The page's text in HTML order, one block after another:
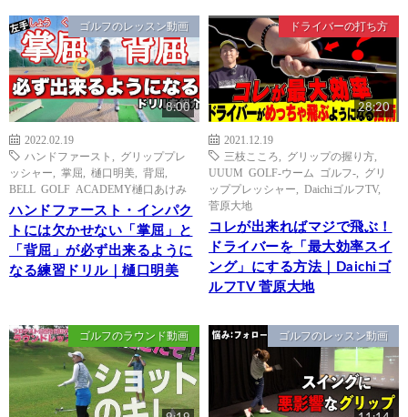
ゴルフのレッスン動画
8:00
2022.02.19
ハンドファースト
グリッププレ
ッシャー
掌屈 樋口明美 背屈
BELL GOLF ACADEMY樋口あけみ
ハンドファースト・インパク
トには欠かせない「掌屈」と
「背屈」が必ず出来るように
なる練習ドリル｜樋口明美
ドライバーの打ち方
28:20
2021.12.19
三枝こころ
グリップの握り方
UUUM GOLF-ウーム ゴルフ-
グリ
ッププレッシャー
DaichiゴルフTV,
菅原大地
コレが出来ればマジで飛ぶ！
ドライバーを「最大効率スイ
ング」にする方法｜Daichiゴ
ルフTV 菅原大地
ゴルフのラウンド動画 ゴルフのレッスン動画